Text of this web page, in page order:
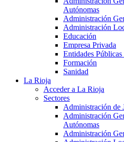
Autónomas
Administración
Administración
Educación
Empresa Privada
Entidades Públicas
Formación
Sanidad
La Rioja
Acceder a La Rioja
Sectores
Administración de
Administración
Autónomas
Administración